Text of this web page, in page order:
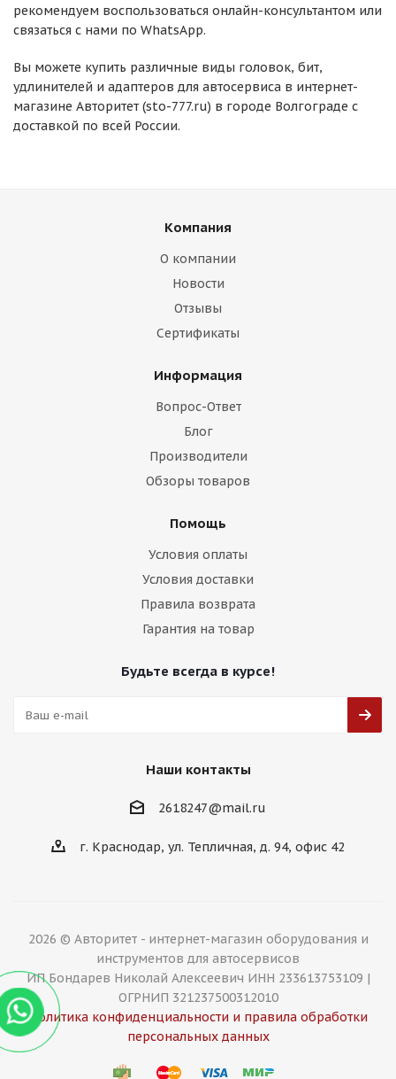
рекомендуем воспользоваться онлайн-консультантом или
связаться с нами по WhatsApp.
Вы можете купить различные виды головок, бит,
удлинителей и адаптеров для автосервиса в интернет-
магазине Авторитет (sto-777.ru) в городе Волгограде с
доставкой по всей России.
Компания
О компании
Новости
Отзывы
Сертификаты
Информация
Вопрос-Ответ
Блог
Производители
Обзоры товаров
Помощь
Условия оплаты
Условия доставки
Правила возврата
Гарантия на товар
Будьте всегда в курсе!
Наши контакты
2618247@mail.ru
г. Краснодар, ул. Тепличная, д. 94, офис 42
2026 © Авторитет - интернет-магазин оборудования и
инструментов для автосервисов
ИП Бондарев Николай Алексеевич ИНН 233613753109 |
ОГРНИП 321237500312010
Политика конфиденциальности и правила обработки
персональных данных